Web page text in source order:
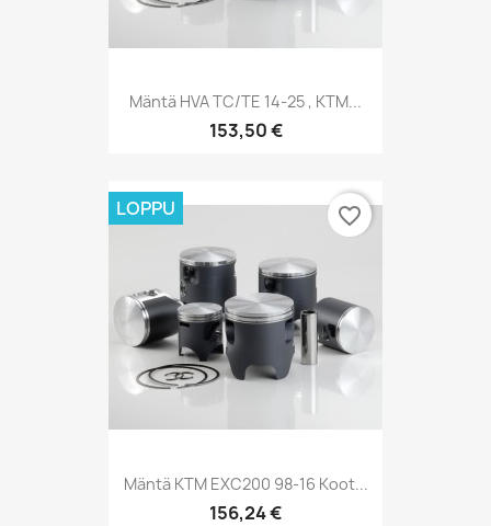
Mäntä HVA TC/TE 14-25 , KTM...
153,50 €
Mäntä KTM EXC200 98-16 Koot...
156,24 €
LOPPU favorite_border